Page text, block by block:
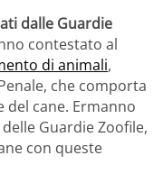
dalle Guardie
contestato al
di animali,
che comporta
del cane. Ermanno
Guardie Zoofile,
con queste